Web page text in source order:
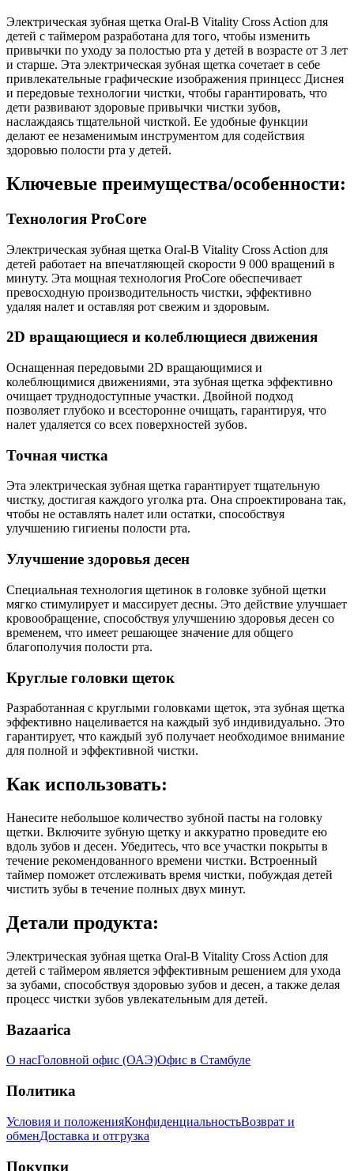
Электрическая зубная щетка Oral-B Vitality Cross Action для
детей с таймером разработана для того, чтобы изменить
привычки по уходу за полостью рта у детей в возрасте от 3 лет
и старше. Эта электрическая зубная щетка сочетает в себе
привлекательные графические изображения принцесс Диснея
и передовые технологии чистки, чтобы гарантировать, что
дети развивают здоровые привычки чистки зубов,
наслаждаясь тщательной чисткой. Ее удобные функции
делают ее незаменимым инструментом для содействия
здоровью полости рта у детей.
Ключевые преимущества/особенности:
Технология ProCore
Электрическая зубная щетка Oral-B Vitality Cross Action для
детей работает на впечатляющей скорости 9 000 вращений в
минуту. Эта мощная технология ProCore обеспечивает
превосходную производительность чистки, эффективно
удаляя налет и оставляя рот свежим и здоровым.
2D вращающиеся и колеблющиеся движения
Оснащенная передовыми 2D вращающимися и
колеблющимися движениями, эта зубная щетка эффективно
очищает труднодоступные участки. Двойной подход
позволяет глубоко и всесторонне очищать, гарантируя, что
налет удаляется со всех поверхностей зубов.
Точная чистка
Эта электрическая зубная щетка гарантирует тщательную
чистку, достигая каждого уголка рта. Она спроектирована так,
чтобы не оставлять налет или остатки, способствуя
улучшению гигиены полости рта.
Улучшение здоровья десен
Специальная технология щетинок в головке зубной щетки
мягко стимулирует и массирует десны. Это действие улучшает
кровообращение, способствуя улучшению здоровья десен со
временем, что имеет решающее значение для общего
благополучия полости рта.
Круглые головки щеток
Разработанная с круглыми головками щеток, эта зубная щетка
эффективно нацеливается на каждый зуб индивидуально. Это
гарантирует, что каждый зуб получает необходимое внимание
для полной и эффективной чистки.
Как использовать:
Нанесите небольшое количество зубной пасты на головку
щетки. Включите зубную щетку и аккуратно проведите ею
вдоль зубов и десен. Убедитесь, что все участки покрыты в
течение рекомендованного времени чистки. Встроенный
таймер поможет отслеживать время чистки, побуждая детей
чистить зубы в течение полных двух минут.
Детали продукта:
Электрическая зубная щетка Oral-B Vitality Cross Action для
детей с таймером является эффективным решением для ухода
за зубами, способствуя здоровью зубов и десен, а также делая
процесс чистки зубов увлекательным для детей.
Bazaarica
О насГоловной офис (ОАЭ)Офис в Стамбуле
Политика
Условия и положенияКонфиденциальностьВозврат и
обменДоставка и отгрузка
Покупки